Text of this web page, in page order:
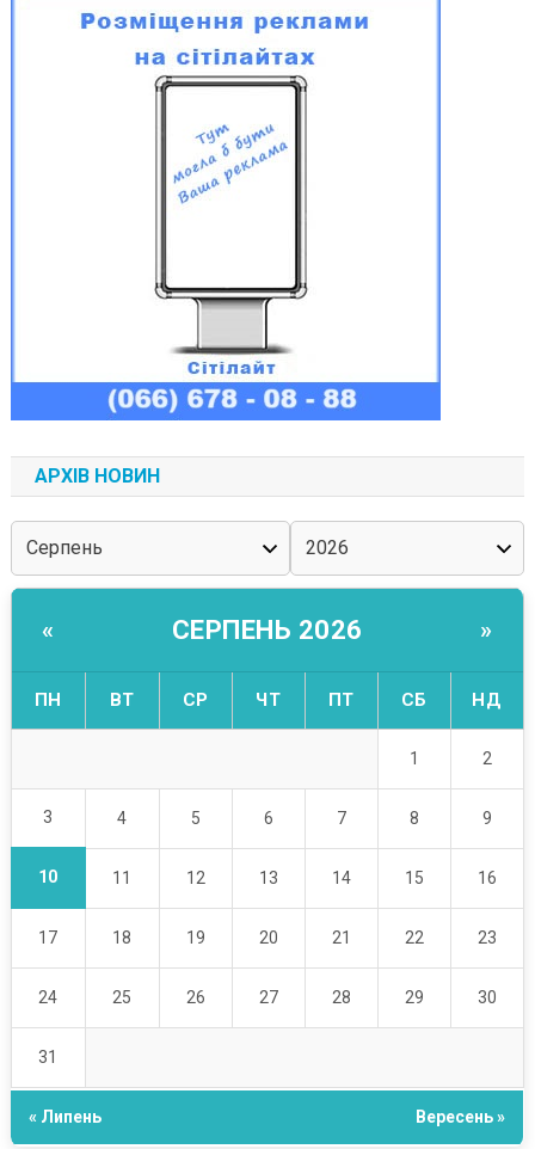
АРХІВ НОВИН
« СЕРПЕНЬ 2026 »
ПН ВТ СР ЧТ ПТ СБ НД
1 2
3 4 5 6 7 8 9
10 11 12 13 14 15 16
17 18 19 20 21 22 23
24 25 26 27 28 29 30
31
« Липень Вересень »